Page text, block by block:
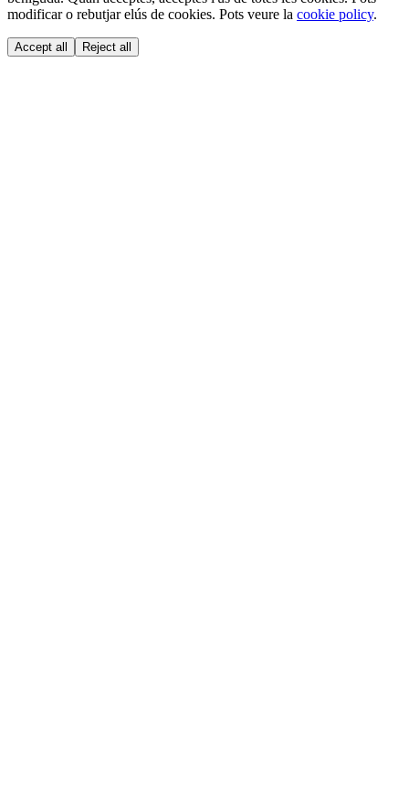
modificar o rebutjar elús de cookies. Pots veure la cookie policy.
Accept all Reject all